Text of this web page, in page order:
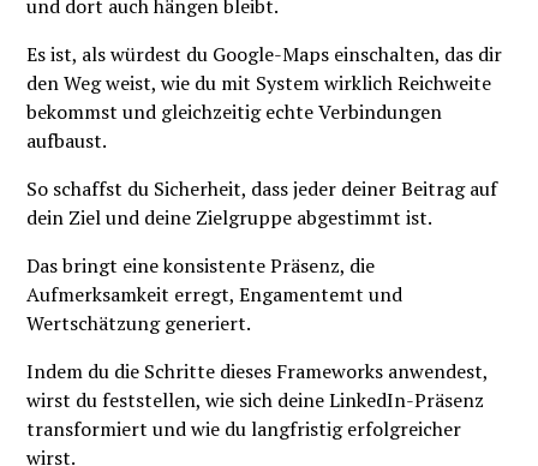
und dort auch hängen bleibt.
Es ist, als würdest du Google-Maps einschalten, das dir
den Weg weist, wie du mit System wirklich Reichweite
bekommst und gleichzeitig echte Verbindungen
aufbaust.
So schaffst du Sicherheit, dass jeder deiner Beitrag auf
dein Ziel und deine Zielgruppe abgestimmt ist.
Das bringt eine konsistente Präsenz, die
Aufmerksamkeit erregt, Engamentemt und
Wertschätzung generiert.
Indem du die Schritte dieses Frameworks anwendest,
wirst du feststellen, wie sich deine LinkedIn-Präsenz
transformiert und wie du langfristig erfolgreicher
wirst.